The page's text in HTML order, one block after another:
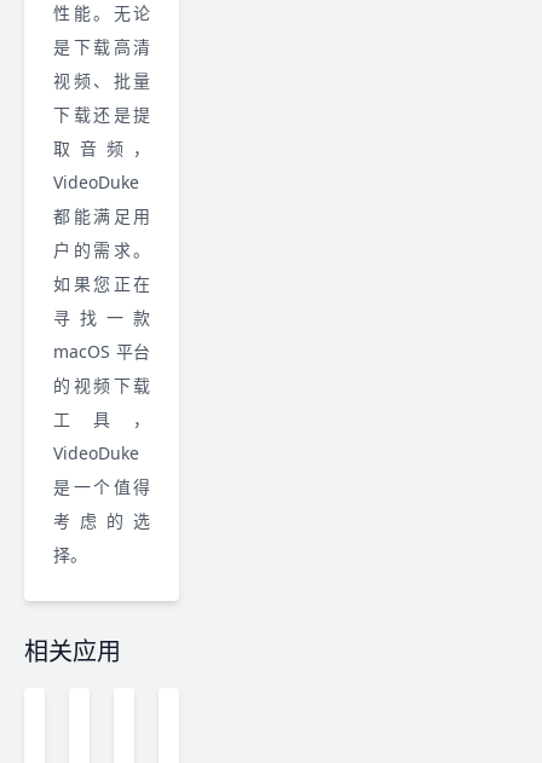
性能。无论
是下载高清
视频、批量
下载还是提
取音频，
VideoDuke
都能满足用
户的需求。
如果您正在
寻找一款
macOS 平台
的视频下载
工具，
VideoDuke
是一个值得
考虑的选
择。
相关应用